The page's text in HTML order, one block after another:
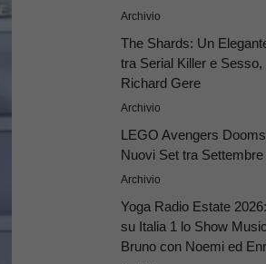
Archivio
The Shards: Un
tra Serial Killer e Sesso,
Richard Gere
Archivio
LEGO Avengers
Nuovi Set tra
Archivio
Yoga Radio Estate
su Italia 1 lo Show
Bruno con Noemi ed